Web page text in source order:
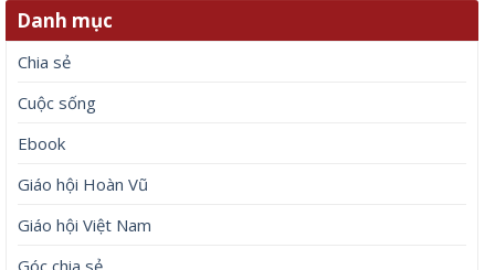
Danh mục
Chia sẻ
Cuộc sống
Ebook
Giáo hội Hoàn Vũ
Giáo hội Việt Nam